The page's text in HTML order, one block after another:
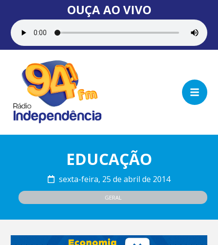
OUÇA AO VIVO
EDUCAÇÃO
sexta-feira, 25 de abril de 2014
GERAL